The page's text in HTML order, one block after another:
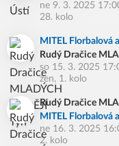
ne 9. 3. 2025
28. kolo
MITEL Florbalová
Rudý Dračice
so 15. 3. 2025
žen, 1. kolo
Rudý Dračice
MITEL Florbalová
ne 16. 3. 2025
2. kolo